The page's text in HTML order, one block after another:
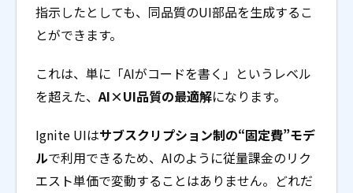
指示したとしても、同品質のUI部品を生成するこ
とができます。
これは、単に「AIがコードを書く」というレベル
を超えた、AI×UI品質の最適解になります。
Ignite UIはサブスクリプション制の“固定費”モデ
ルで利用できるため、AIのように従量課金のリク
エスト単価で変動することはありません。どれだ